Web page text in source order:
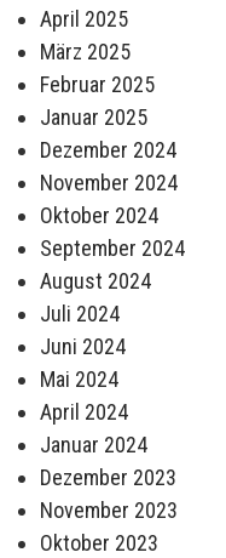
April 2025
März 2025
Februar 2025
Januar 2025
Dezember 2024
November 2024
Oktober 2024
September 2024
August 2024
Juli 2024
Juni 2024
Mai 2024
April 2024
Januar 2024
Dezember 2023
November 2023
Oktober 2023